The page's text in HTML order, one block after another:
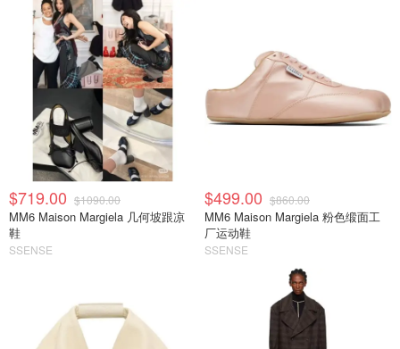
$719.00 $1090.00
MM6 Maison Margiela 几何坡跟凉
鞋
SSENSE
$499.00 $860.00
MM6 Maison Margiela 粉色缎面工
厂运动鞋
SSENSE